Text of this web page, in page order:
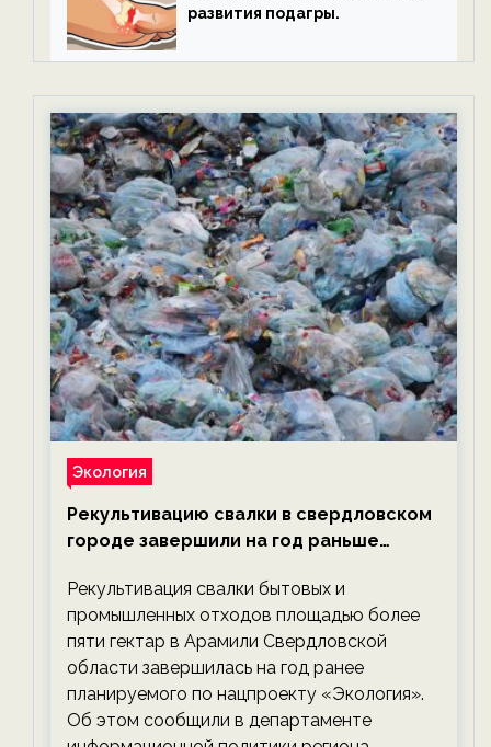
развития подагры.
Экология
Рекультивацию свалки в свердловском
городе завершили на год раньше
экологии на ECOportal
Рекультивация свалки бытовых и
промышленных отходов площадью более
пяти гектар в Арамили Свердловской
области завершилась на год ранее
планируемого по нацпроекту «Экология».
Об этом сообщили в департаменте